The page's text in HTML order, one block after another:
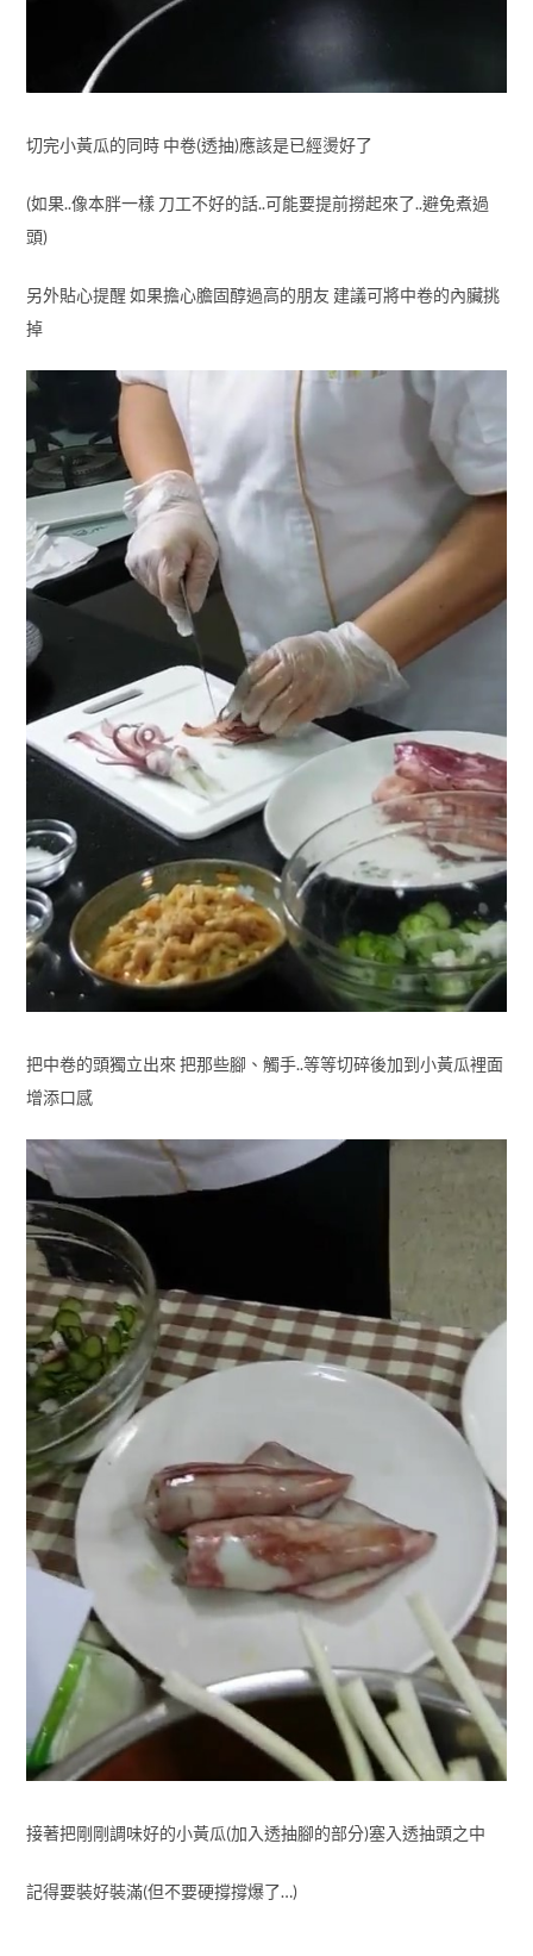
切完小黃瓜的同時 中卷(透抽)應該是已經燙好了
(如果..像本胖一樣 刀工不好的話..可能要提前撈起來了..避免煮過
頭)
另外貼心提醒 如果擔心膽固醇過高的朋友 建議可將中卷的內臟挑
掉
把中卷的頭獨立出來 把那些腳、觸手..等等切碎後加到小黃瓜裡面
增添口感
接著把剛剛調味好的小黃瓜(加入透抽腳的部分)塞入透抽頭之中
記得要裝好裝滿(但不要硬撐撐爆了…)